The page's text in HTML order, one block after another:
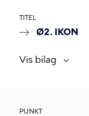
TITEL
Ø2. IKON
Vis bilag
PUNKT